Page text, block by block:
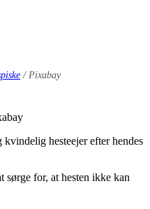
/ Pixabay
hesteejer efter hendes
sørge for, at hesten ikke kan